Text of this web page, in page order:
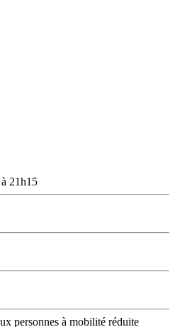
21h15
personnes à mobilité réduite